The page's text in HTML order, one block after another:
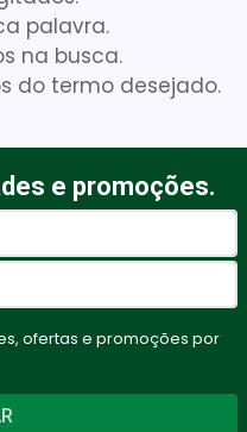
palavra.
na busca.
do termo desejado.
e promoções.
ofertas e promoções por